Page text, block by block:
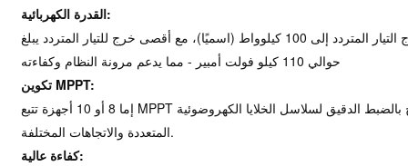
القدرة الكهربائية:
يصل مدخل التيار المستمر إلى 150 كيلوواط ومخرج التيار المتردد إلى 100 كيلوواط (اسميًا)، مع أقصى خرج للتيار المتردد يبلغ
حوالي 110 كيلو فولت أمبير - مما يدعم مرونة النظام وكفاءته
تكوين MPPT:
إما 8 أو 10 أجهزة تتبع MPPT حسب الطراز الفرعي غير المحدد، مما يسمح بالضبط الدقيق لسلاسل الخلايا الكهروضوئية
المتعددة والاتجاهات المختلفة.
كفاءة عالية: